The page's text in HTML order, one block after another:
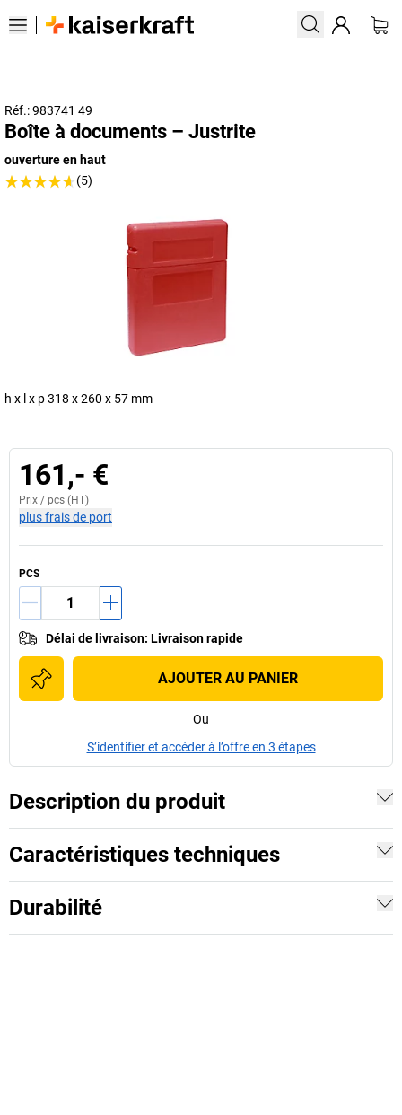
Réf.: 983741 49
Boîte à documents – Justrite
ouverture en haut
(5)
h x l x p 318 x 260 x 57 mm
161,- €
Prix / pcs (HT)
plus frais de port
PCS
Délai de livraison: Livraison rapide
AJOUTER AU PANIER
Ou
S’identifier et accéder à l’offre en 3 étapes
Description du produit
Caractéristiques techniques
Durabilité